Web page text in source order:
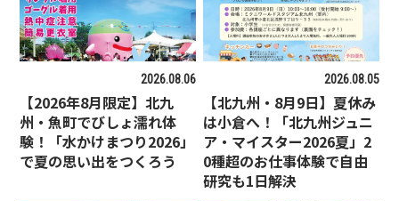
2026.08.06
【2026年8月限定】北九
州・魚町でびしょ濡れ体
験！「水かけまつり2026」
で夏の思い出をつくろう
2026.08.05
【北九州・8月9日】夏休み
は小倉へ！「北九州ジュニ
ア・マイスター2026夏」2
0種超のお仕事体験で自由
研究も1日解決